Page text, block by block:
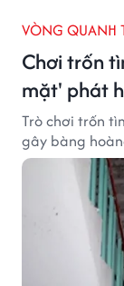
VÒNG QUANH
Chơi trốn
mặt' phát
Trò chơi trốn
gây bàng